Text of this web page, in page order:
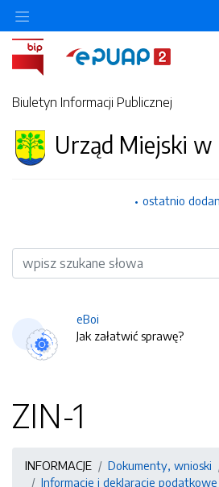
Biuletyn Informacji Publicznej
Urząd Miejski w
ostatnio
Wyszukiwarka
eBoi
Jak załatwić sprawę?
ZIN-1
INFORMACJE Dokumenty, wnioski
Informacje i deklaracje podatkowe